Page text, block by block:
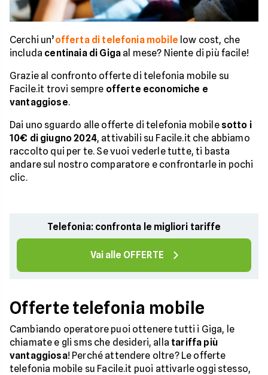
Cerchi un’offerta di telefonia mobile low cost, che
includa centinaia di Giga al mese? Niente di più facile!
Grazie al confronto offerte di telefonia mobile su
Facile.it trovi sempre offerte economiche e
vantaggiose.
Dai uno sguardo alle offerte di telefonia mobile sotto i
10€ di giugno 2024, attivabili su Facile.it che abbiamo
raccolto qui per te. Se vuoi vederle tutte, ti basta
andare sul nostro comparatore e confrontarle in pochi
clic.
Telefonia: confronta le migliori tariffe
Vai alle OFFERTE
Offerte telefonia mobile
Cambiando operatore puoi ottenere tutti i Giga, le
chiamate e gli sms che desideri, alla tariffa più
vantaggiosa! Perché attendere oltre? Le offerte
telefonia mobile su Facile.it puoi attivarle oggi stesso,